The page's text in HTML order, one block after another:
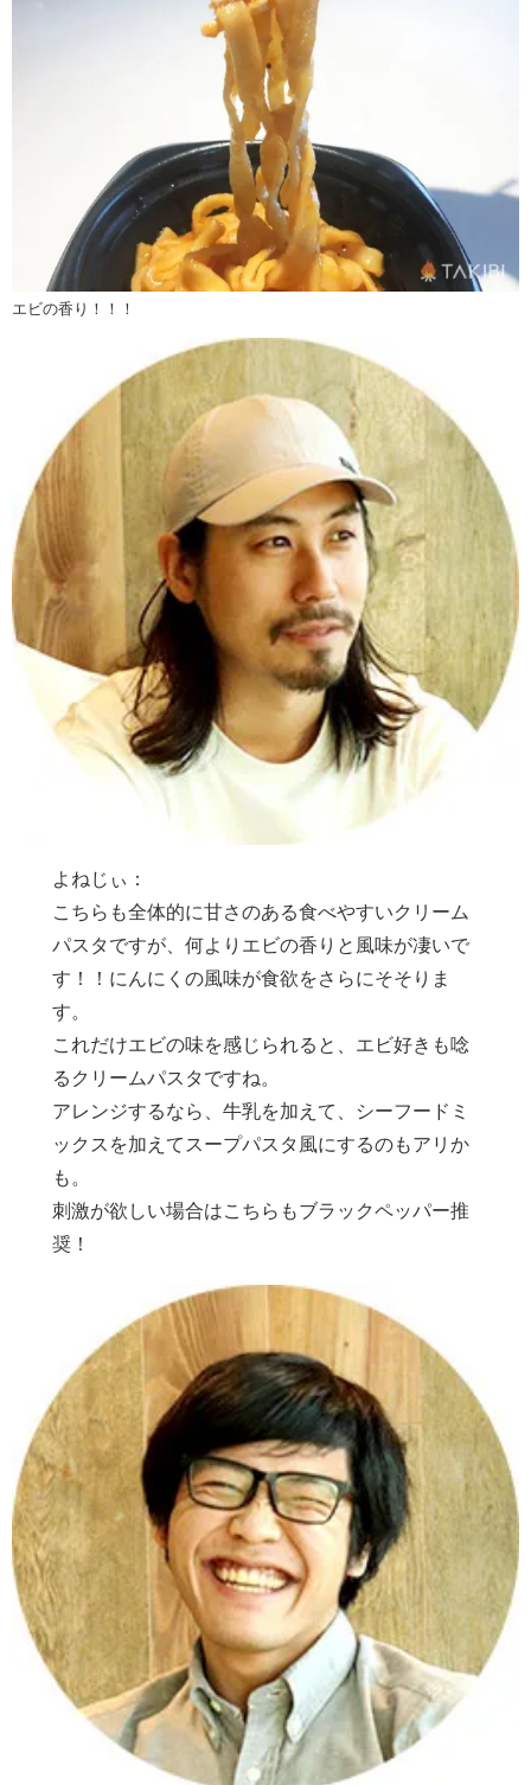
エビの香り！！！
よねじぃ：
こちらも全体的に甘さのある食べやすいクリーム
パスタですが、何よりエビの香りと風味が凄いで
す！！にんにくの風味が食欲をさらにそそりま
す。
これだけエビの味を感じられると、エビ好きも唸
るクリームパスタですね。
アレンジするなら、牛乳を加えて、シーフードミ
ックスを加えてスープパスタ風にするのもアリか
も。
刺激が欲しい場合はこちらもブラックペッパー推
奨！